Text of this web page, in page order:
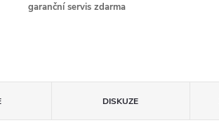
garanční servis zdarma
DISKUZE